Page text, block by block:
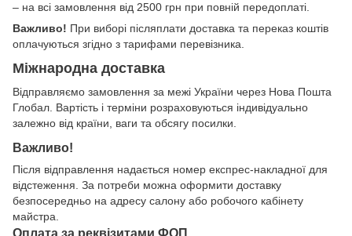
– на всі замовлення від 2500 грн при повній передоплаті.
Важливо! При виборі післяплати доставка та переказ коштів
оплачуються згідно з тарифами перевізника.
Міжнародна доставка
Відправляємо замовлення за межі України через Нова Пошта
Глобал. Вартість і терміни розраховуються індивідуально
залежно від країни, ваги та обсягу посилки.
Важливо!
Після відправлення надається номер експрес-накладної для
відстеження. За потреби можна оформити доставку
безпосередньо на адресу салону або робочого кабінету
майстра.
Оплата за реквізитами ФОП